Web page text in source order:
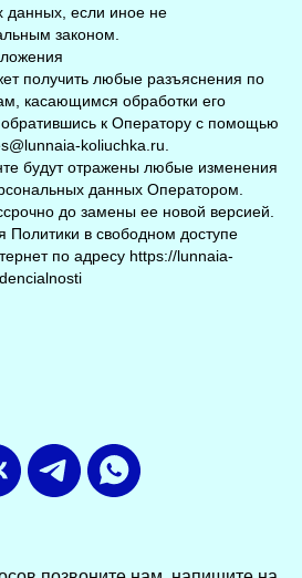
данных, если иное не
законом.
получить любые разъяснения по
касающимся обработки его
к Оператору с помощью
koliuchka.ru.
будут отражены любые изменения
данных Оператором.
до замены ее новой версией.
Политики в свободном доступе
по адресу https://lunnaia-